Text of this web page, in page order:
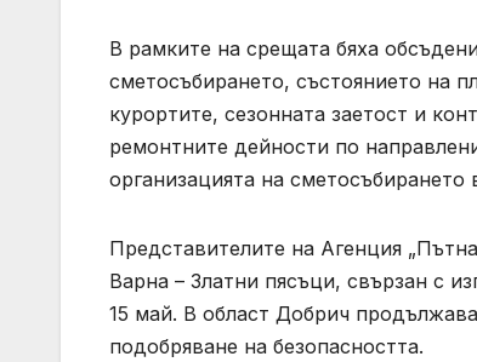
В рамките на срещата бяха
сметосъбирането, състоянието на
курортите, сезонната заетост и
ремонтните дейности по
организацията на сметосъбирането
Представителите на Агенция
Варна – Златни пясъци, свързан с
15 май. В област Добрич
подобряване на безопасността.